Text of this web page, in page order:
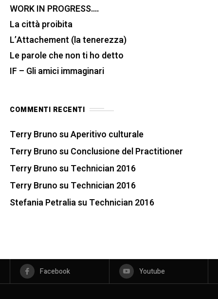
WORK IN PROGRESS….
La città proibita
L’Attachement (la tenerezza)
Le parole che non ti ho detto
IF – Gli amici immaginari
COMMENTI RECENTI
Terry BrunosuAperitivo culturale
Terry Brunosu Conclusione del Practitioner
Terry Brunosu Technician 2016
Terry Brunosu Technician 2016
Stefania Petraliasu Technician 2016
Facebook Youtube